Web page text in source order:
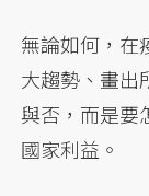
無論如何，在
大趨勢、畫出
與否，而是要
國家利益。